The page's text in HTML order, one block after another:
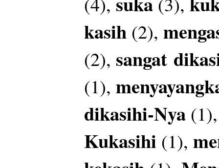
kasih (2),
(2), sangat
(1),
dikasihi-Nya
Kukasihi (1),